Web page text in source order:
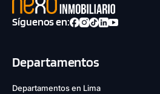
Síguenos en:
Departamentos
Departamentos en Lima